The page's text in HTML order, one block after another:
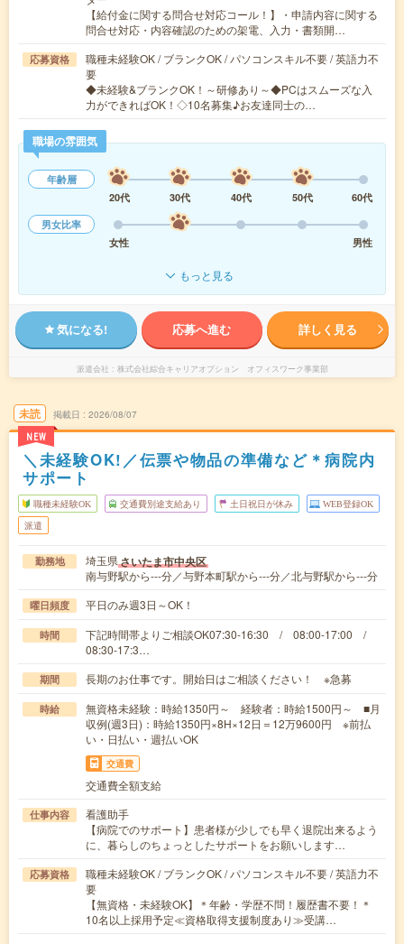
【給付金に関する問合せ対応コール！】・申請内容に関する
問合せ対応・内容確認のための架電、入力・書類開…
応募資格
職種未経験OK / ブランクOK / パソコンスキル不要 / 英語力不
要
◆未経験&ブランクOK！～研修あり～◆PCはスムーズな入
力ができればOK！◇10名募集♪お友達同士の…
職場の雰囲気
年齢層
20代
30代 40代 50代
60代
男女比率
女性
男性
もっと見る
気になる! 応募へ進む 詳しく見る
派遣会社 株式会社綜合キャリアオプション オフィスワーク事業部
未読
NEW
掲載日 2026/08/07
＼未経験OK!／伝票や物品の準備など＊病院内
サポート
職種未経験OK 交通費別途支給あり 土日祝日が休み WEB登録OK
派遣
勤務地 埼玉県さいたま市中央区
南与野駅から---分／与野本町駅から---分／北与野駅から---分
曜日頻度 平日のみ週3日～OK！
時間
下記時間帯よりご相談OK07:30-16:30 / 08:00-17:00 /
08:30-17:3…
期間 長期のお仕事です。開始日はご相談ください！ ※急募
時給
無資格未経験：時給1350円～ 経験者：時給1500円～ ■月
収例(週3日)：時給1350円×8H×12日＝12万9600円 ※前払
い・日払い・週払いOK
交通費
交通費全額支給
仕事内容
看護助手
【病院でのサポート】患者様が少しでも早く退院出来るよう
に、暮らしのちょっとしたサポートをお願いします…
応募資格
職種未経験OK / ブランクOK / パソコンスキル不要 / 英語力不
要
【無資格・未経験OK】＊年齢・学歴不問！履歴書不要！＊
10名以上採用予定≪資格取得支援制度あり≫受講…